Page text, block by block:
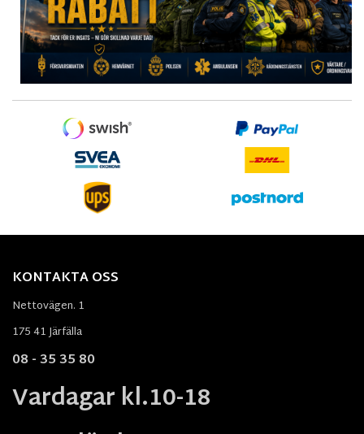
KONTAKTA OSS
Nettovägen. 1
175 41 Järfälla
08 - 35 35 80
Vardagar kl.10-18